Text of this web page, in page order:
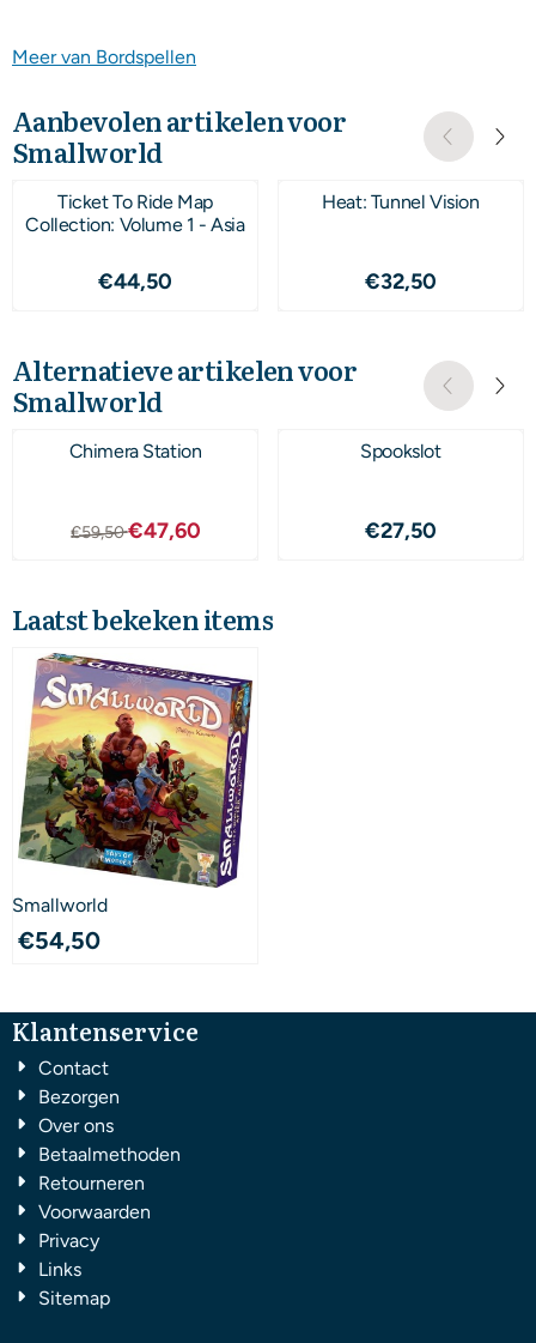
Meer van Bordspellen
Aanbevolen artikelen voor
Smallworld
Ticket To Ride Map
Collection: Volume 1 - Asia
Prijs: 44,50
€44,50
Heat: Tunnel Vision
Prijs: 32,50
€32,50
Alternatieve artikelen voor
Smallworld
Chimera Station
Van 59,50 voor 47,60
€59,50€47,60
Spookslot
Prijs: 27,50
€27,50
Laatst bekeken items
Smallworld
€54,50
Klantenservice
Contact
Bezorgen
Over ons
Betaalmethoden
Retourneren
Voorwaarden
Privacy
Links
Sitemap